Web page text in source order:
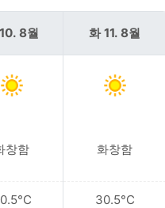
8월
창함
화 11. 8월
화창함
30.5°C